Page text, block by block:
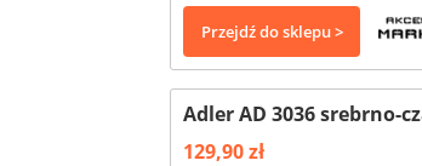
Przejdź do sklepu >
Adler AD 3036 srebrno-
129,90 zł